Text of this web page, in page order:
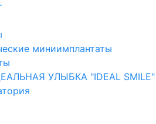
миниимплантаты
УЛЫБКА "IDEAL SMILE"